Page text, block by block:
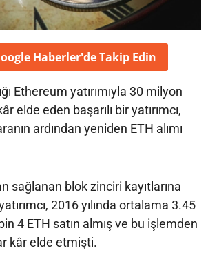
Haberler'deTakip Edin
Ethereum yatırımıyla 30 milyon
elde eden başarılı bir yatırımcı,
ardından yeniden ETH alımı
sağlanan blok zinciri kayıtlarına
2016 yılında ortalama 3.45
4 ETH satın almış ve bu işlemden
kâr elde etmişti.